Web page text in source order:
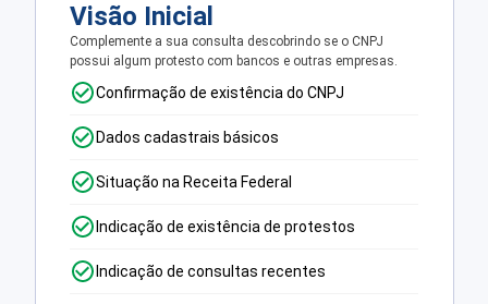
Visão Inicial
Complemente a sua consulta descobrindo se o CNPJ
possui algum protesto com bancos e outras empresas.
Confirmação de existência do CNPJ
Dados cadastrais básicos
Situação na Receita Federal
Indicação de existência de protestos
Indicação de consultas recentes